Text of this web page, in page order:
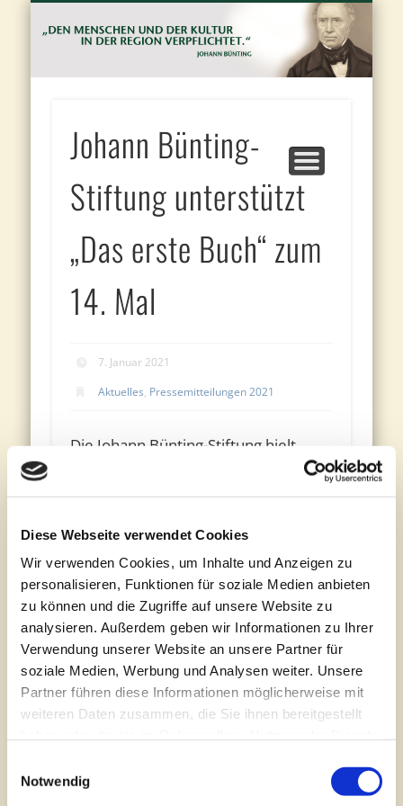
Diese Webseite verwendet Cookies
Wir verwenden Cookies, um Inhalte und Anzeigen zu
personalisieren, Funktionen für soziale Medien anbieten
zu können und die Zugriffe auf unsere Website zu
analysieren. Außerdem geben wir Informationen zu Ihrer
Verwendung unserer Website an unsere Partner für
soziale Medien, Werbung und Analysen weiter. Unsere
Partner führen diese Informationen möglicherweise mit
weiteren Daten zusammen, die Sie ihnen bereitgestellt
Cookies, wenn Sie unsere Webseite weiterhin nutzen.
Notwendig
FÖRDERANTRAG UND VORSCHLAGBOGEN
Johann Bünting-
Stiftung unterstützt
„Das erste Buch“ zum
14. Mal
7. Januar 2021
Aktuelles, Pressemitteilungen 2021
Die Johann Bünting-Stiftung hielt
Pandemie an der guten Tradition
Leer mit der aktuellen Ausgabe von
„Das erste Buch“ eine Freude zu
machen. Zwar konnte das Leselern-
Buch diesmal nicht an einer
Grundschule samt begleitendem
Rahmenprogramm vorgestellt
werden. Es gelangte jedoch auf dem
Postweg in die Grundschulen.
„Insgesamt 2.500 Bücher wurden an
Leer versandt“, sagt Peter Detmers,